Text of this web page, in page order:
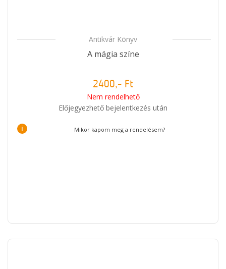
Antikvár Könyv
A mágia színe
2400,- Ft
Nem rendelhető
Előjegyezhető bejelentkezés után
i Mikor kapom meg a rendelésem?